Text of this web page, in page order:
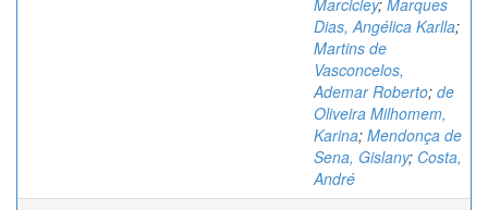
Marcicley; Marques
Dias, Angélica Karlla;
Martins de
Vasconcelos,
Ademar Roberto; de
Oliveira Milhomem,
Karina; Mendonça de
Sena, Gislany; Costa,
André